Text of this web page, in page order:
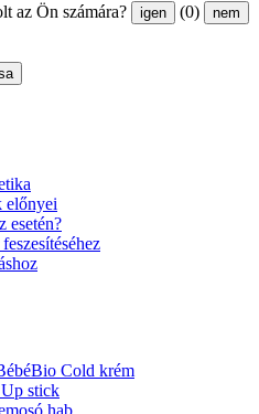
az Ön számára? igen (0) nem
előnyei
esetén?
Cold krém
stick
hab